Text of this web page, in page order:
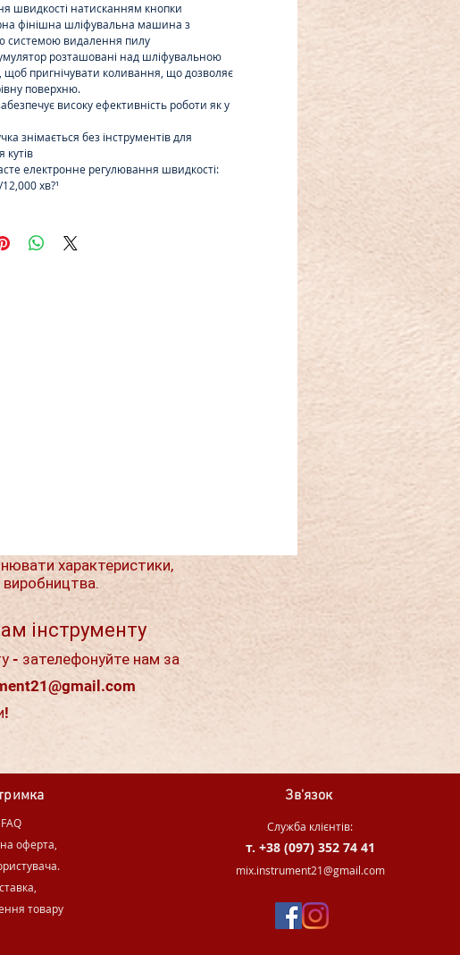
швидкості натисканням кнопки
фінішна шліфувальна машина з
системою видалення пилу
розташовані над шліфувальною
щоб пригнічувати коливання, що дозволяє
поверхню.
високу ефективність роботи як у
знімається без інструментів для
кутів
електронне регулювання швидкості:
хв?¹
характеристики,
виробництва.
інструменту
- зателефонуйте нам за
FAQ
оферта,
товару
Зв'язок
Служба клієнтів:
т. +38 (097) 352 74 41
mix.instrument21@gmail.com